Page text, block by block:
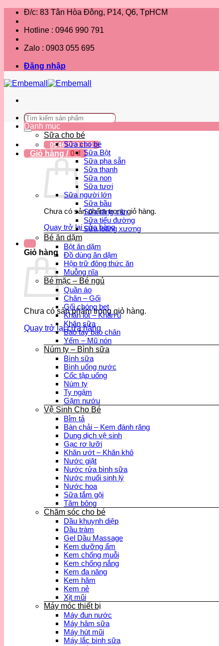
qua
dung
Đ/c: 83 Tân Hòa Đông, P14, Q6, TpHCM
Hotline : 0946 990 791
Zalo : 0903 055 695
Đăng nhập
Tìm
kiếm:
0946 990 791
Giỏ hàng / 0₫
Chưa có sản phẩm trong giỏ hàng.
Quay trở lại cửa hàng
Giỏ hàng
Chưa có sản phẩm trong giỏ hàng.
Quay trở lại cửa hàng
Danh mục
Sữa cho bé
Sữa cho bé
Sữa Bột
Sữa pha sẵn
Sữa thanh
Sữa non
Sữa tươi
Sữa người lớn
Sữa bầu
Sữa tăng cân
Sữa tiểu đường
Sữa loãng xương
Bé ăn dặm
Bột ăn dặm
Đồ dùng ăn dặm
Hộp trữ đông thức ăn
Muỗng nĩa
Bé mặc – Bé ngủ
Quần áo
Chăn – Gối
Gối chóng bẹt
Khăn lót – Khăn ủ
Khăn sữa
Bao tay bao chân
Yếm – Mũ nón
Núm ty – Bình sữa
Bình sữa
Bình uống nước
Cốc tập uống
Núm ty
Ty ngậm
Gặm nướu
Vệ Sinh Cho Bé
Bỉm tả
Bàn chải – Kem đánh răng
Dung dịch vệ sinh
Gạc rơ lưỡi
Khăn ướt – Khăn khô
Nước giặt
Nước rửa bình sữa
Nước muối sinh lý
Nước hoa
Sữa tắm gội
Tăm bông
Chăm sóc cho bé
Dầu khuynh diệp
Dầu tràm
Gel Dầu Massage
Kem dưỡng ẩm
Kem chống muỗi
Kem chống nắng
Kem đa năng
Kem hăm
Kem nẻ
Xịt mũi
Máy móc thiết bị
Máy đun nước
Máy hâm sữa
Máy hút mũi
Máy lắc bình sữa